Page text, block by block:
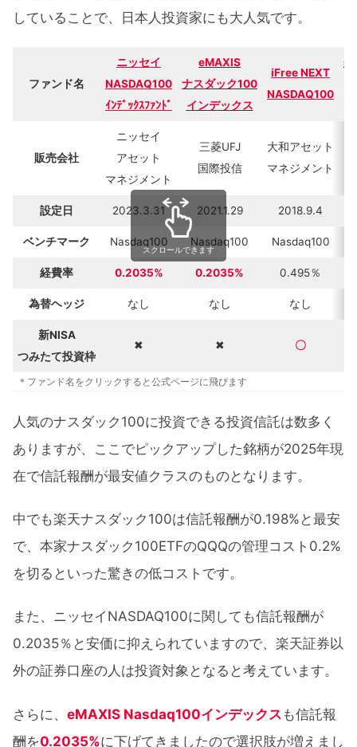
していることで、日本人投資家にも大人気です。
ファンド名
ニッセイ
NASDAQ100
ｲﾝﾃﾞｯｸｽﾌｧﾝﾄﾞ
eMAXIS
ナスダック100
インデックス
iFree NEXT
NASDAQ100
楽
販売会社
ニッセイ
アセット
マネジメント
三菱UFJ
国際投信
大和アセット
マネジメント
設定日 2023.3.31 2021.1.29 2018.9.4
ベンチマーク Nasdaq100 Nasdaq100 Nasdaq100
経費率 0.2035% 0.2035% 0.495％
為替ヘッジ なし なし なし
新NISA
つみたて投資枠
✖ ✖ 〇
スクロールできます
＊ファンド名をクリックすると公式ページに飛びます
人気のナスダック100に投資できる投資信託は数多く
ありますが、ここでピックアップした銘柄が2025年現
在で信託報酬が最安値クラスのものとなります。
中でも楽天ナスダック100は信託報酬が0.198%と最安
で、本家ナスダック100ETFのQQQの管理コスト0.2%
を切るといった驚きの低コストです。
また、ニッセイNASDAQ100に関しても信託報酬が
0.2035％と安価に抑えられていますので、楽天証券以
外の証券口座の人は投資対象となると考えています。
さらに、 eMAXIS Nasdaq100インデックス も信託報
酬を0.2035%に下げてきましたので選択肢が増えまし